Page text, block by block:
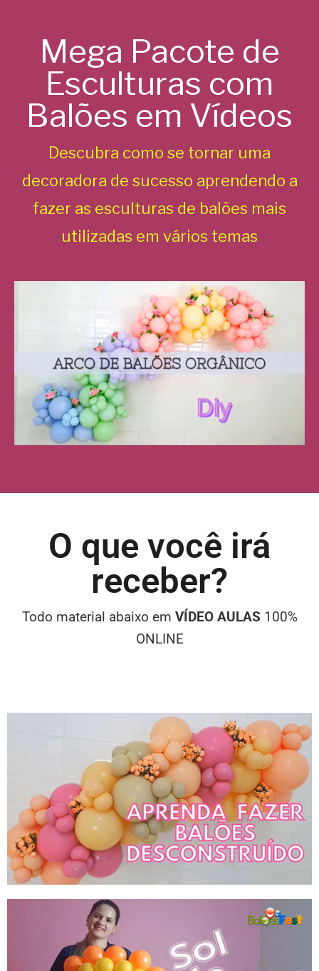
Mega Pacote de
Esculturas com
Balões em Vídeos
Descubra como se tornar uma
decoradora de sucesso aprendendo a
fazer as esculturas de balões mais
utilizadas em vários temas
O que você irá
receber?
Todo material abaixo em VÍDEO AULAS 100%
ONLINE